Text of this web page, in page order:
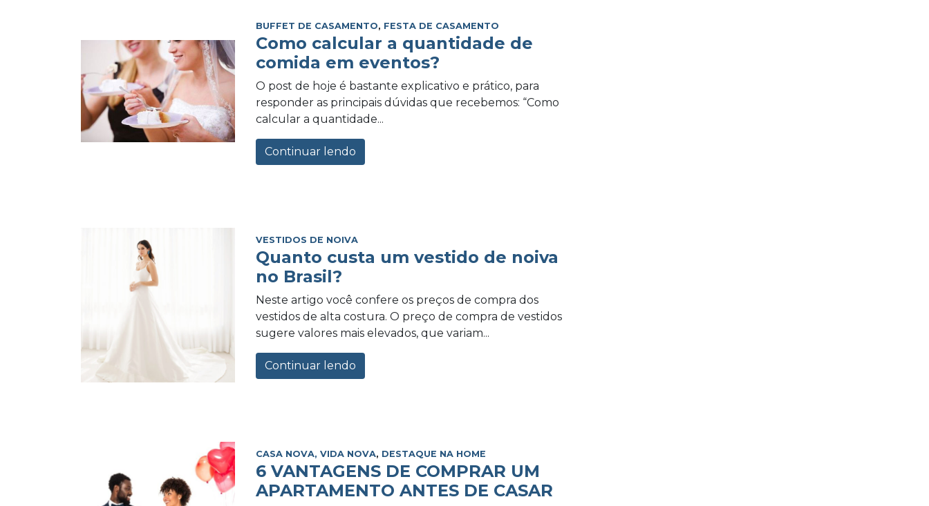
BUFFET DE CASAMENTO, FESTA DE CASAMENTO
Como calcular a quantidade de
comida em eventos?
O post de hoje é bastante explicativo e prático, para
responder as principais dúvidas que recebemos: “Como
calcular a quantidade...
Continuar lendo
VESTIDOS DE NOIVA
Quanto custa um vestido de noiva
no Brasil?
Neste artigo você confere os preços de compra dos
vestidos de alta costura. O preço de compra de vestidos
sugere valores mais elevados, que variam...
Continuar lendo
CASA NOVA, VIDA NOVA, DESTAQUE NA HOME
6 VANTAGENS DE COMPRAR UM
APARTAMENTO ANTES DE CASAR